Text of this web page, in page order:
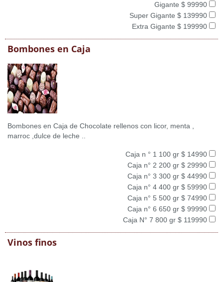
Gigante $ 99990
Super Gigante $ 139990
Extra Gigante $ 199990
Bombones en Caja
Bombones en Caja de Chocolate rellenos con licor, menta ,
marroc ,dulce de leche ..
Caja n ° 1 100 gr $ 14990
Caja n° 2 200 gr $ 29990
Caja n° 3 300 gr $ 44990
Caja n° 4 400 gr $ 59990
Caja n° 5 500 gr $ 74990
Caja n° 6 650 gr $ 99990
Caja N° 7 800 gr $ 119990
Vinos finos